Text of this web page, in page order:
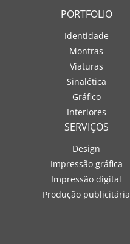
PORTFOLIO
Identidade
Montras
Viaturas
Sinalética
Gráfico
Interiores
SERVIÇOS
Design
Impressão gráfica
Impressão digital
Produção publicitária